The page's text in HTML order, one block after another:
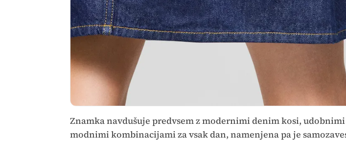
Znamka navdušuje predvsem z modernimi denim kosi,
modnimi kombinacijami za vsak dan, namenjena pa je